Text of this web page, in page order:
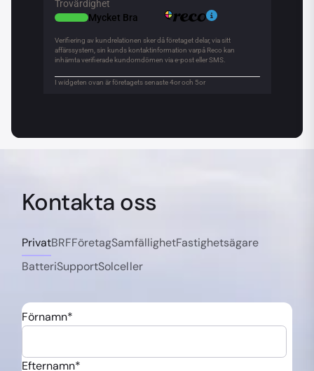
Kontakta oss
PrivatBRFFöretagSamfällighetFastighetsägare
BatteriSupportSolceller
Förnamn*
Efternamn*